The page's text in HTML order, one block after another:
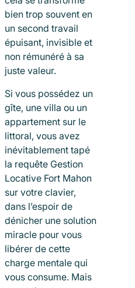
bien trop souvent en
un second travail
épuisant, invisible et
non rémunéré à sa
juste valeur.
Si vous possédez un
gîte, une villa ou un
appartement sur le
littoral, vous avez
inévitablement tapé
la requête Gestion
Locative Fort Mahon
sur votre clavier,
dans l’espoir de
dénicher une solution
miracle pour vous
libérer de cette
charge mentale qui
vous consume. Mais